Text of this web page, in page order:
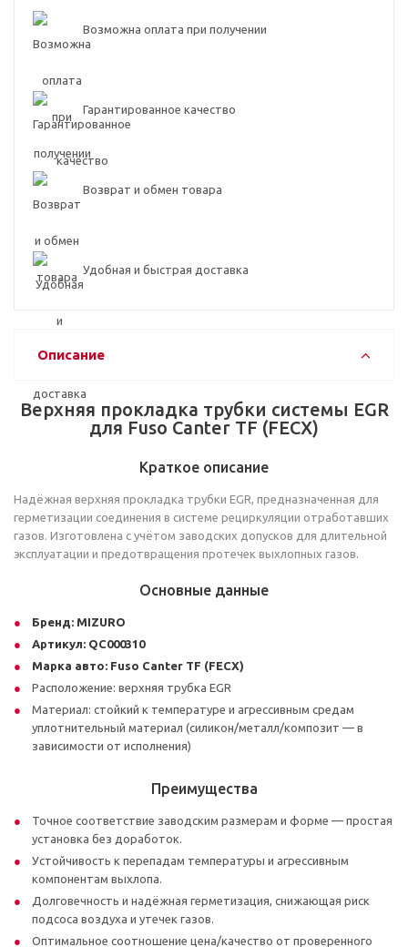
Возможна оплата при получении
Гарантированное качество
Возврат и обмен товара
Удобная и быстрая доставка
Описание
Верхняя прокладка трубки системы EGR
для Fuso Canter TF (FECX)
Краткое описание
Надёжная верхняя прокладка трубки EGR, предназначенная для
герметизации соединения в системе рециркуляции отработавших
газов. Изготовлена с учётом заводских допусков для длительной
эксплуатации и предотвращения протечек выхлопных газов.
Основные данные
Бренд: MIZURO
Артикул: QC000310
Марка авто: Fuso Canter TF (FECX)
Расположение: верхняя трубка EGR
Материал: стойкий к температуре и агрессивным средам
уплотнительный материал (силикон/металл/композит — в
зависимости от исполнения)
Преимущества
Точное соответствие заводским размерам и форме — простая
установка без доработок.
Устойчивость к перепадам температуры и агрессивным
компонентам выхлопа.
Долговечность и надёжная герметизация, снижающая риск
подсоса воздуха и утечек газов.
Оптимальное соотношение цена/качество от проверенного